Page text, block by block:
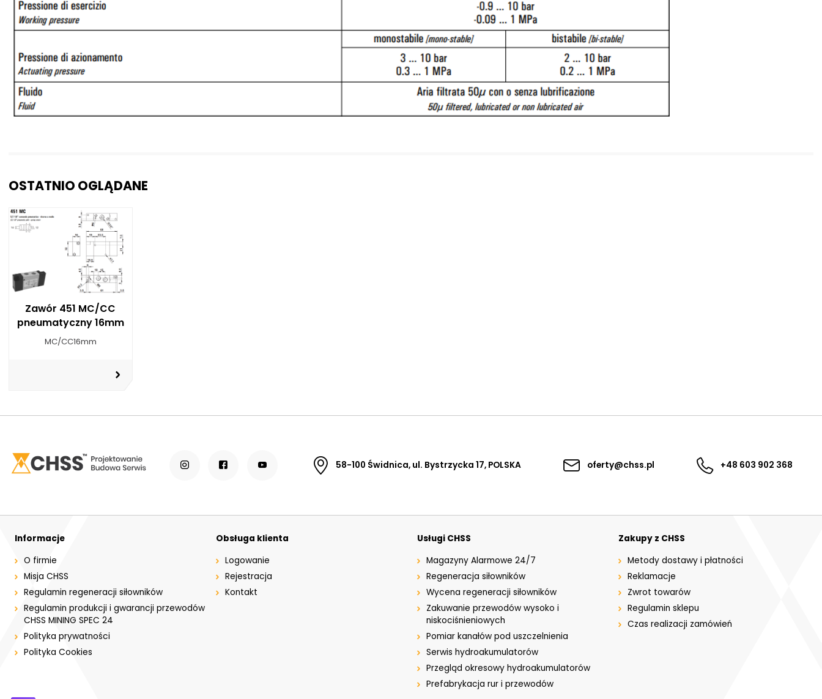
OSTATNIO OGLĄDANE
Zawór 451 MC/CC
pneumatyczny 16mm
MC/CC16mm
58-100 Świdnica, ul. Bystrzycka 17, POLSKA oferty@chss.pl +48 603 902 368
Informacje
O firmie
Misja CHSS
Regulamin regeneracji siłowników
Regulamin produkcji i gwarancji przewodów
CHSS MINING SPEC 24
Polityka prywatności
Polityka Cookies
Obsługa klienta
Logowanie
Rejestracja
Kontakt
Usługi CHSS
Magazyny Alarmowe 24/7
Regeneracja siłowników
Wycena regeneracji siłowników
Zakuwanie przewodów wysoko i
niskociśnieniowych
Pomiar kanałów pod uszczelnienia
Serwis hydroakumulatorów
Przegląd okresowy hydroakumulatorów
Prefabrykacja rur i przewodów
Zakupy z CHSS
Metody dostawy i płatności
Reklamacje
Zwrot towarów
Regulamin sklepu
Czas realizacji zamówień